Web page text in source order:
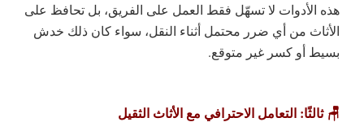
هذه الأدوات لا تسهّل فقط العمل على الفريق، بل تحافظ على
الأثاث من أي ضرر محتمل أثناء النقل، سواء كان ذلك خدش
بسيط أو كسر غير متوقع.
🪑 ثالثًا: التعامل الاحترافي مع الأثاث الثقيل